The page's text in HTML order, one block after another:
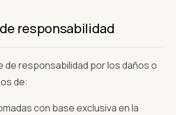
responsabilidad
de responsabilidad por los daños o
de:
con base exclusiva en la